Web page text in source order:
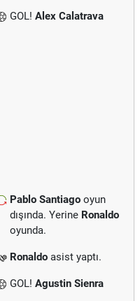
GOL! Alex Calatrava
Pablo Santiago oyun
dışında. Yerine Ronaldo
oyunda.
Ronaldo asist yaptı.
GOL! Agustin Sienra